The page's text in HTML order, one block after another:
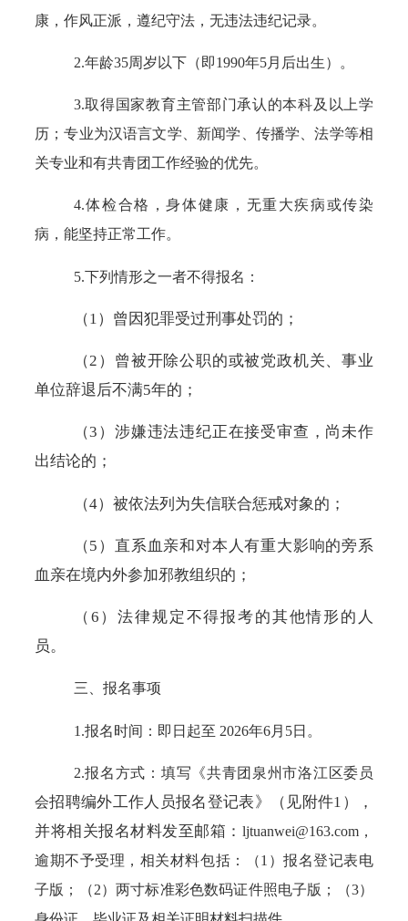
康，作风正派，遵纪守法，无违法违纪记录。
2.年龄35周岁以下（即1990年5月后出生）。
3.取得国家教育主管部门承认的本科及以上学
历；专业为汉语言文学、新闻学、传播学、法学等相
关专业和有共青团工作经验的优先。
4.体检合格，身体健康，无重大疾病或传染
病，能坚持正常工作。
5.下列情形之一者不得报名：
（1）曾因犯罪受过刑事处罚的；
（2）曾被开除公职的或被党政机关、事业
单位辞退后不满5年的；
（3）涉嫌违法违纪正在接受审查，尚未作
出结论的；
（4）被依法列为失信联合惩戒对象的；
（5）直系血亲和对本人有重大影响的旁系
血亲在境内外参加邪教组织的；
（ 6）法律规定不得报考的其他情形的人
员。
三、报名事项
1.报名时间：即日起至 2026年6月 5日。
2.报名方式：填写《共青团泉州市洛江区委员
会招聘编外工作人员报名登记表》（见附件1），
并将相关报名材料发至邮箱： ljtuanwei@163.com，
逾期不予受理，相关材料包括：（1）报名登记表电
子版；（2）两寸标准彩色数码证件照电子版；（3）